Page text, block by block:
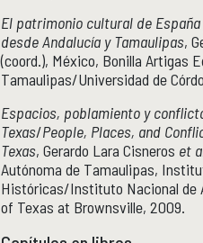
El patrimonio cultural de
desde Andalucía y Tamaulipas,
(coord.), México, Bonilla Artigas
Tamaulipas/Universidad de
Espacios, poblamiento y
Texas/People, Places, and
Texas, Gerardo Lara Cisneros et
Autónoma de Tamaulipas,
Históricas/Instituto Nacional de
of Texas at Brownsville, 2009.